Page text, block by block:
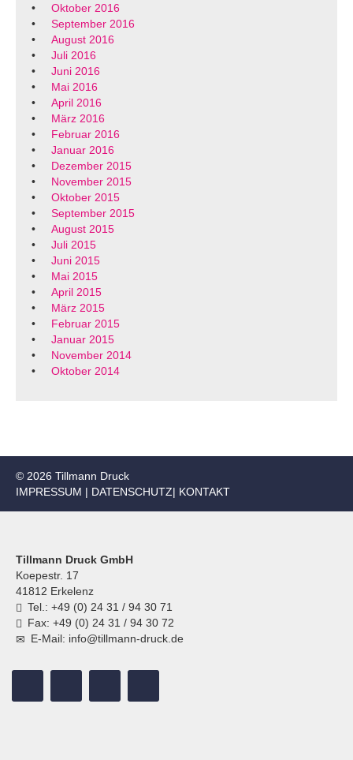
Oktober 2016
September 2016
August 2016
Juli 2016
Juni 2016
Mai 2016
April 2016
März 2016
Februar 2016
Januar 2016
Dezember 2015
November 2015
Oktober 2015
September 2015
August 2015
Juli 2015
Juni 2015
Mai 2015
April 2015
März 2015
Februar 2015
Januar 2015
November 2014
Oktober 2014
© 2026 Tillmann Druck
IMPRESSUM | DATENSCHUTZ| KONTAKT
Tillmann Druck GmbH
Koepestr. 17
41812 Erkelenz
Tel.: +49 (0) 24 31 / 94 30 71
Fax: +49 (0) 24 31 / 94 30 72
E-Mail: info@tillmann-druck.de